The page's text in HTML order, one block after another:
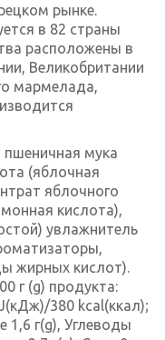
рынке.
в 82 страны
расположены в
Великобритании
мармелада,
пшеничная мука
(яблочная
яблочного
кислота),
увлажнитель
жирных кислот).
г (g) продукта:
380 kcal(ккал);
1,6 г(g), Углеводы